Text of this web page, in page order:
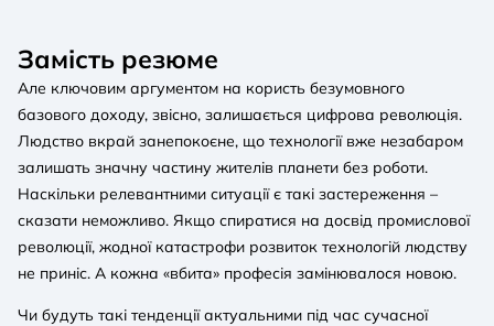
Замість резюме
Але ключовим аргументом на користь безумовного
базового доходу, звісно, залишається цифрова революція.
Людство вкрай занепокоєне, що технології вже незабаром
залишать значну частину жителів планети без роботи.
Наскільки релевантними ситуації є такі застереження –
сказати неможливо. Якщо спиратися на досвід промислової
революції, жодної катастрофи розвиток технологій людству
не приніс. А кожна «вбита» професія замінювалося новою.
Чи будуть такі тенденції актуальними під час сучасної